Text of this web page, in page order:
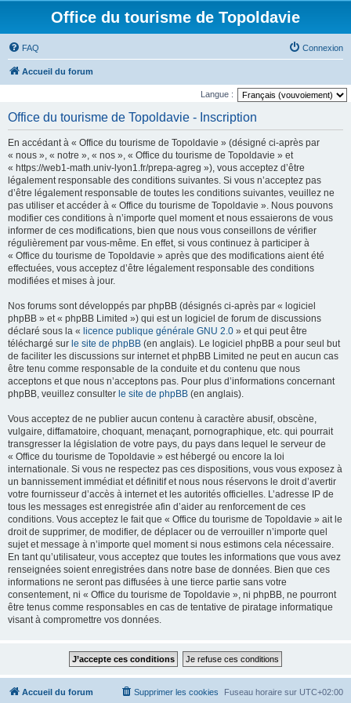
Office du tourisme de Topoldavie
FAQ Connexion
Accueil du forum
Langue :
Office du tourisme de Topoldavie - Inscription
En accédant à « Office du tourisme de Topoldavie » (désigné ci-après par
« nous », « notre », « nos », « Office du tourisme de Topoldavie » et
« https://web1-math.univ-lyon1.fr/prepa-agreg »), vous acceptez d’être
légalement responsable des conditions suivantes. Si vous n’acceptez pas
d’être légalement responsable de toutes les conditions suivantes, veuillez ne
pas utiliser et accéder à « Office du tourisme de Topoldavie ». Nous pouvons
modifier ces conditions à n’importe quel moment et nous essaierons de vous
informer de ces modifications, bien que nous vous conseillons de vérifier
régulièrement par vous-même. En effet, si vous continuez à participer à
« Office du tourisme de Topoldavie » après que des modifications aient été
effectuées, vous acceptez d’être légalement responsable des conditions
modifiées et mises à jour.
Nos forums sont développés par phpBB (désignés ci-après par « logiciel
phpBB » et « phpBB Limited ») qui est un logiciel de forum de discussions
déclaré sous la « licence publique générale GNU 2.0 » et qui peut être
téléchargé sur le site de phpBB (en anglais). Le logiciel phpBB a pour seul but
de faciliter les discussions sur internet et phpBB Limited ne peut en aucun cas
être tenu comme responsable de la conduite et du contenu que nous
acceptons et que nous n’acceptons pas. Pour plus d’informations concernant
phpBB, veuillez consulter le site de phpBB (en anglais).
Vous acceptez de ne publier aucun contenu à caractère abusif, obscène,
vulgaire, diffamatoire, choquant, menaçant, pornographique, etc. qui pourrait
transgresser la législation de votre pays, du pays dans lequel le serveur de
« Office du tourisme de Topoldavie » est hébergé ou encore la loi
internationale. Si vous ne respectez pas ces dispositions, vous vous exposez à
un bannissement immédiat et définitif et nous nous réservons le droit d’avertir
votre fournisseur d’accès à internet et les autorités officielles. L’adresse IP de
tous les messages est enregistrée afin d’aider au renforcement de ces
conditions. Vous acceptez le fait que « Office du tourisme de Topoldavie » ait le
droit de supprimer, de modifier, de déplacer ou de verrouiller n’importe quel
sujet et message à n’importe quel moment si nous estimons cela nécessaire.
En tant qu’utilisateur, vous acceptez que toutes les informations que vous avez
renseignées soient enregistrées dans notre base de données. Bien que ces
informations ne seront pas diffusées à une tierce partie sans votre
consentement, ni « Office du tourisme de Topoldavie », ni phpBB, ne pourront
être tenus comme responsables en cas de tentative de piratage informatique
visant à compromettre vos données.
Accueil du forum Fuseau horaire sur UTC+02:00
Supprimer les cookies